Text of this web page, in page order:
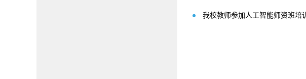
我校教师参加人工智能师资班培训